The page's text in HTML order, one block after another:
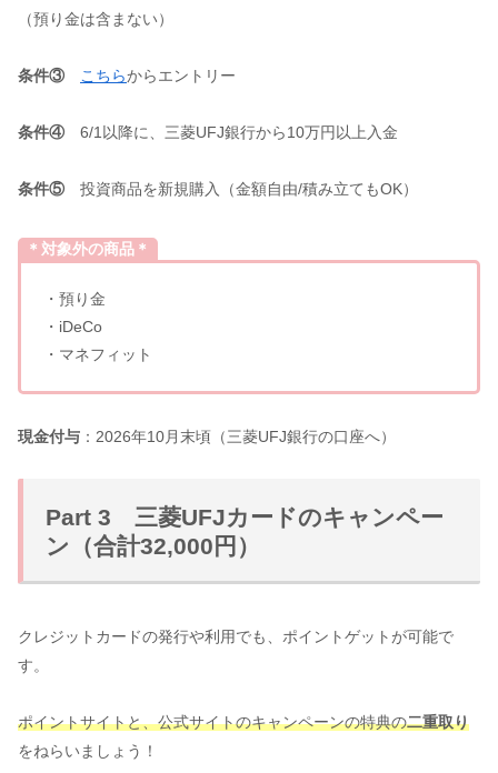
（預り金は含まない）
条件③ こちらからエントリー
条件④ 6/1以降に、三菱UFJ銀行から10万円以上入金
条件⑤ 投資商品を新規購入（金額自由/積み立てもOK）
＊対象外の商品＊
・預り金
・iDeCo
・マネフィット
現金付与 ：2026年10月末頃（三菱UFJ銀行の口座へ）
Part 3 三菱UFJカードのキャンペー
ン（合計32,000円）
クレジットカードの発行や利用でも、ポイントゲットが可能で
す。
ポイントサイトと、公式サイトのキャンペーンの特典の二重取り
をねらいましょう！